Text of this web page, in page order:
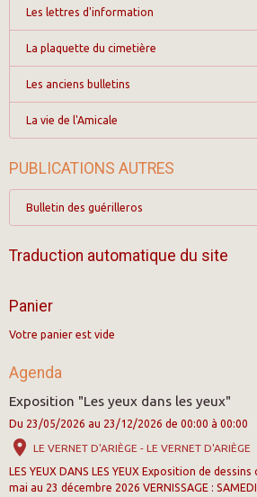
Les lettres d'information
La plaquette du cimetière
Les anciens bulletins
La vie de l'Amicale
PUBLICATIONS AUTRES
Bulletin des guérilleros
Traduction automatique du site
Panier
Votre panier est vide
Agenda
Exposition "Les yeux dans les yeux"
Du 23/05/2026 au 23/12/2026 de 00:00 à 00:00
LE VERNET D'ARIÈGE - LE VERNET D'ARIÈGE
LES YEUX DANS LES YEUX Exposition de
mai au 23 décembre 2026 VERNISSAGE :